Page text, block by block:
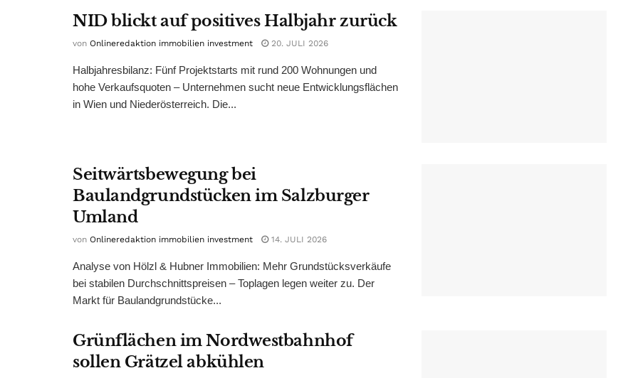
NID blickt auf positives Halbjahr zurück
von Onlineredaktion immobilien investment 20. JULI 2026
Halbjahresbilanz: Fünf Projektstarts mit rund 200 Wohnungen und
hohe Verkaufsquoten – Unternehmen sucht neue Entwicklungsflächen
in Wien und Niederösterreich. Die...
Seitwärtsbewegung bei
Baulandgrundstücken im Salzburger
Umland
von Onlineredaktion immobilien investment 14. JULI 2026
Analyse von Hölzl & Hubner Immobilien: Mehr Grundstücksverkäufe
bei stabilen Durchschnittspreisen – Toplagen legen weiter zu. Der
Markt für Baulandgrundstücke...
Grünflächen im Nordwestbahnhof
sollen Grätzel abkühlen